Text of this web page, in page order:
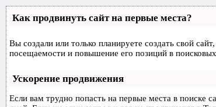
Как продвинуть сайт на первые места?
Вы создали или только планируете создать свой
посещаемости и повышение его позиций в
Ускорение продвижения
Если вам трудно попасть на первые места в поиске